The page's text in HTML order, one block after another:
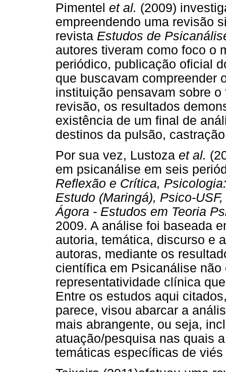
Pimentel et al. (2009)
empreendendo uma revisão
revista Estudos de
autores tiveram como foco o
periódico, publicação oficial
que buscavam compreender
instituição pensavam sobre
revisão, os resultados
existência de um final de
destinos da pulsão,
Por sua vez, Lustoza et al.
em psicanálise em seis
Reflexão e Crítica,
Estudo (Maringá), Psico-
Ágora - Estudos em Teoria
2009. A análise foi baseada
autoria, temática, discurso e
autoras, mediante os
científica em Psicanálise
representatividade clínica
Entre os estudos aqui
parece, visou abarcar a
mais abrangente, ou seja,
atuação/pesquisa nas quais
temáticas específicas de